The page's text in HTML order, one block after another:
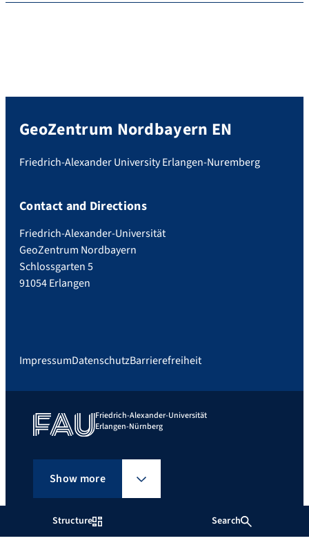
Structure Search
GeoZentrum Nordbayern EN
Friedrich-Alexander University Erlangen-Nuremberg
Contact and Directions
Friedrich-Alexander-Universität
GeoZentrum Nordbayern
Schlossgarten 5
91054 Erlangen
ImpressumDatenschutzBarrierefreiheit
Friedrich-Alexander-Universität
Erlangen-Nürnberg
Show more